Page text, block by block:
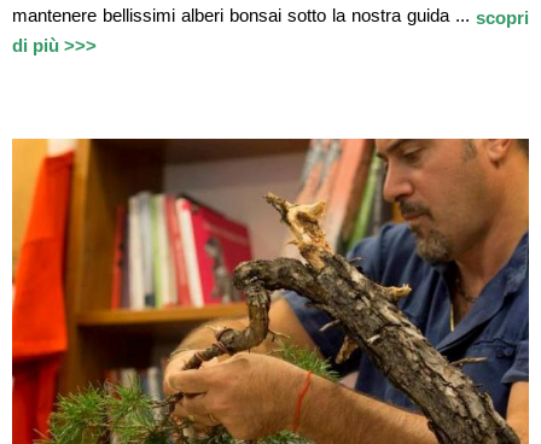
mantenere bellissimi alberi bonsai sotto la nostra guida ... scopri
di più >>>